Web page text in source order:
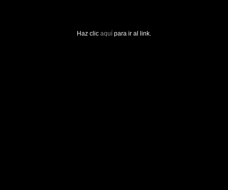
Haz clic aquí para ir al link.